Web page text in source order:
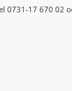
0731-17 670 02